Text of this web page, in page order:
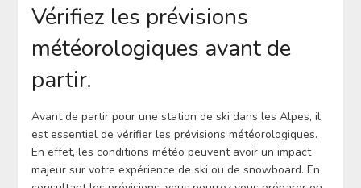
Vérifiez les prévisions
météorologiques avant de
partir.
Avant de partir pour une station de ski dans les Alpes, il
est essentiel de vérifier les prévisions météorologiques.
En effet, les conditions météo peuvent avoir un impact
majeur sur votre expérience de ski ou de snowboard. En